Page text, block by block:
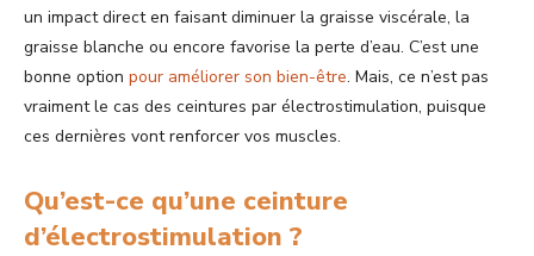
un impact direct en faisant diminuer la graisse viscérale, la
graisse blanche ou encore favorise la perte d’eau. C’est une
bonne option pour améliorer son bien-être. Mais, ce n’est pas
vraiment le cas des ceintures par électrostimulation, puisque
ces dernières vont renforcer vos muscles.
Qu’est-ce qu’une ceinture
d’électrostimulation ?